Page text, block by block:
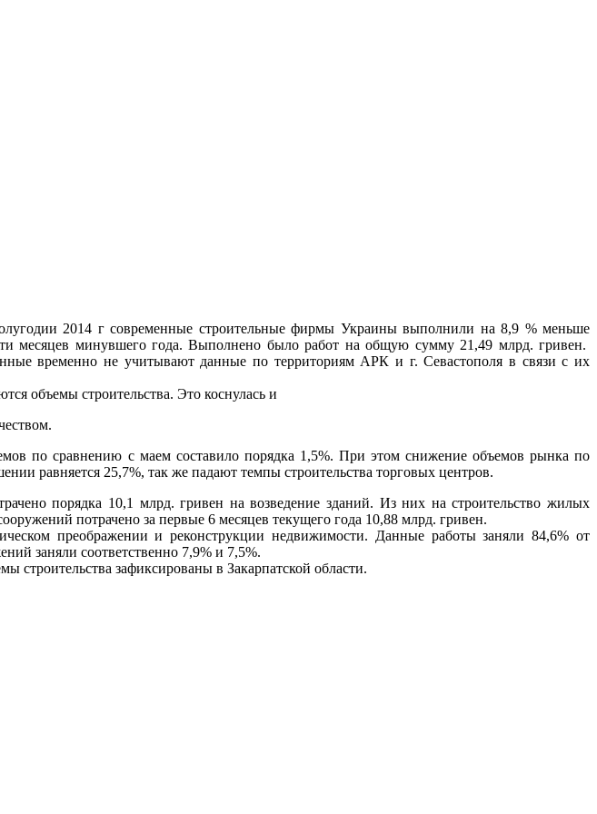
2014 г современные строительные фирмы Украины выполнили на 8,9 % меньше
месяцев минувшего года. Выполнено было работ на общую сумму 21,49 млрд. гривен.
временно не учитывают данные по территориям АРК и г. Севастополя в связи с их
объемы строительства. Это коснулась и
по сравнению с маем составило порядка 1,5%. При этом снижение объемов рынка по
равняется 25,7%, так же падают темпы строительства торговых центров.
порядка 10,1 млрд. гривен на возведение зданий. Из них на строительство жилых
потрачено за первые 6 месяцев текущего года 10,88 млрд. гривен.
преображении и реконструкции недвижимости. Данные работы заняли 84,6% от
заняли соответственно 7,9% и 7,5%.
зафиксированы в Закарпатской области.